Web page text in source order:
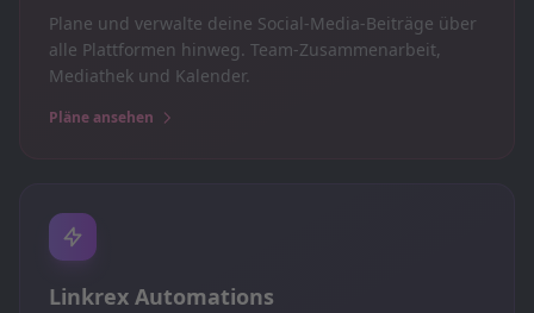
Plane und verwalte deine Social-Media-Beiträge über
alle Plattformen hinweg. Team-Zusammenarbeit,
Mediathek und Kalender.
Pläne ansehen
Linkrex Automations